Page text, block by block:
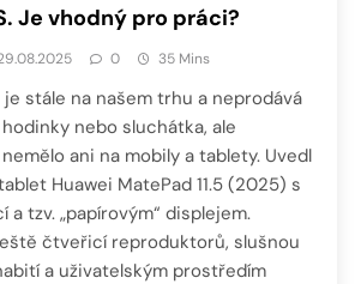
Je vhodný pro práci?
0 35 Mins
stále na našem trhu a neprodává
nebo sluchátka, ale
ani na mobily a tablety. Uvedl
Huawei MatePad 11.5 (2025) s
a tzv. „papírovým“ displejem.
čtveřicí reproduktorů, slušnou
a uživatelským prostředím